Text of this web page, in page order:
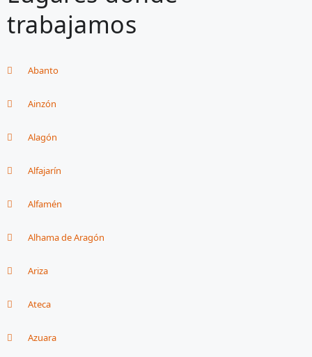
trabajamos
Abanto
Ainzón
Alagón
Alfajarín
Alfamén
Alhama de Aragón
Ariza
Ateca
Azuara